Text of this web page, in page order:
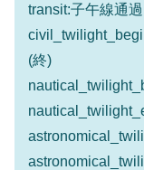
transit:子午線通過
(終)